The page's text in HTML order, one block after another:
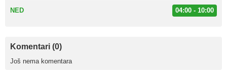
NED 04:00 - 10:00
Komentari (0)
Još nema komentara